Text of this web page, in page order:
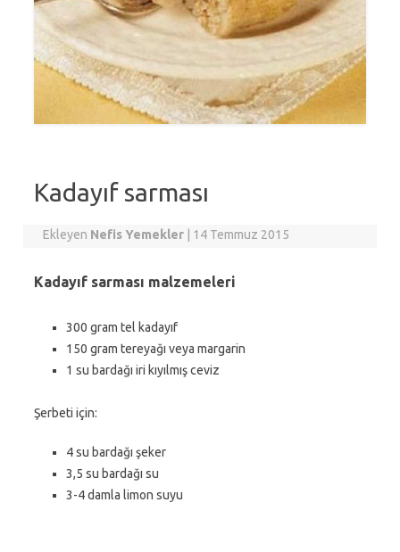
Kadayıf sarması
Ekleyen Nefis Yemekler 14 Temmuz 2015
Kadayıf sarması malzemeleri
300 gram tel kadayıf
150 gram tereyağı veya margarin
1 su bardağı iri kıyılmış ceviz
Şerbeti için:
4 su bardağı şeker
3,5 su bardağı su
3-4 damla limon suyu